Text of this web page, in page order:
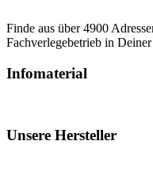
Finde aus über 4900
Fachverlegebetrieb in
Infomaterial
Unsere Hersteller